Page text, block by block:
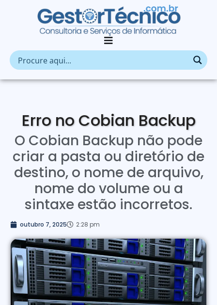
Erro no Cobian Backup
O Cobian Backup não pode
criar a pasta ou diretório de
destino, o nome de arquivo,
nome do volume ou a
sintaxe estão incorretos.
outubro 7, 2025 2:28 pm